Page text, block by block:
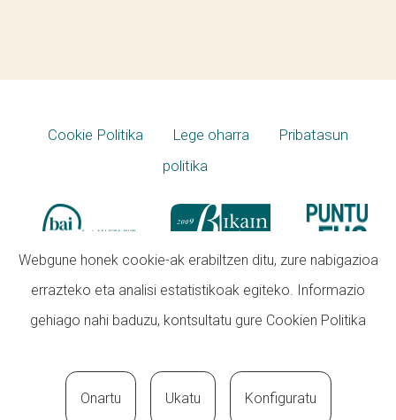
Cookie Politika Lege oharra
Pribatasun
politika
Webgune honek cookie-ak erabiltzen ditu, zure nabigazioa
errazteko eta analisi estatistikoak egiteko. Informazio
gehiago nahi baduzu, kontsultatu gure Cookien Politika
Onartu Ukatu Konfiguratu